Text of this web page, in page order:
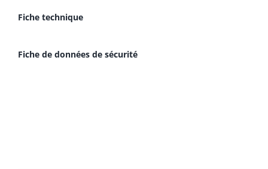
Fiche technique
Fiche de données de sécurité